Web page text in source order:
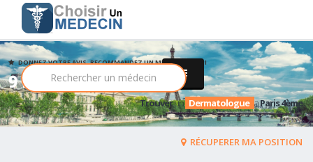
9 Dermatologue
DONNEZ VOTRE AVIS, RECOMMANDEZ UN MEDECIN PARMI
Trouverun Dermatologue aParis 4ème
RÉCUPERER MA POSITION